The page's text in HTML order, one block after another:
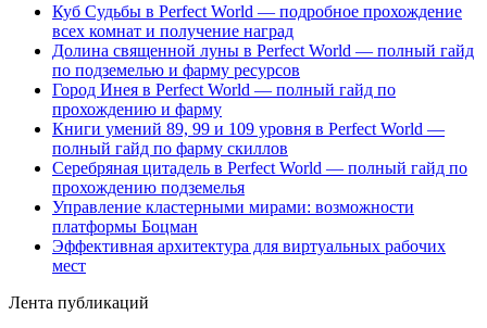
Куб Судьбы в Perfect World — подробное прохождение
всех комнат и получение наград
Долина священной луны в Perfect World — полный гайд
по подземелью и фарму ресурсов
Город Инея в Perfect World — полный гайд по
прохождению и фарму
Книги умений 89, 99 и 109 уровня в Perfect World —
полный гайд по фарму скиллов
Серебряная цитадель в Perfect World — полный гайд по
прохождению подземелья
Управление кластерными мирами: возможности
платформы Боцман
Эффективная архитектура для виртуальных рабочих
мест
Лента публикаций